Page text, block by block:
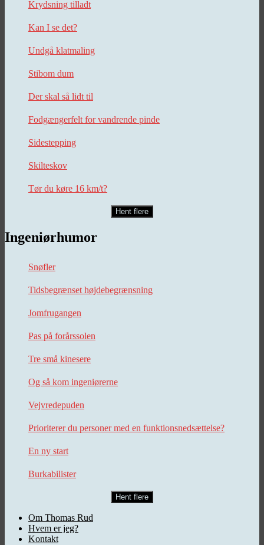
Krydsning tilladt
Kan I se det?
Undgå klatmaling
Stibom dum
Der skal så lidt til
Fodgængerfelt for vandrende pinde
Sidestepping
Skilteskov
Tør du køre 16 km/t?
Hent flere
Ingeniørhumor
Snøfler
Tidsbegrænset højdebegrænsning
Jomfrugangen
Pas på forårssolen
Tre små kinesere
Og så kom ingeniørerne
Vejvredepuden
Prioriterer du personer med en funktionsnedsættelse?
En ny start
Burkabilister
Hent flere
Om Thomas Rud
Hvem er jeg?
Kontakt